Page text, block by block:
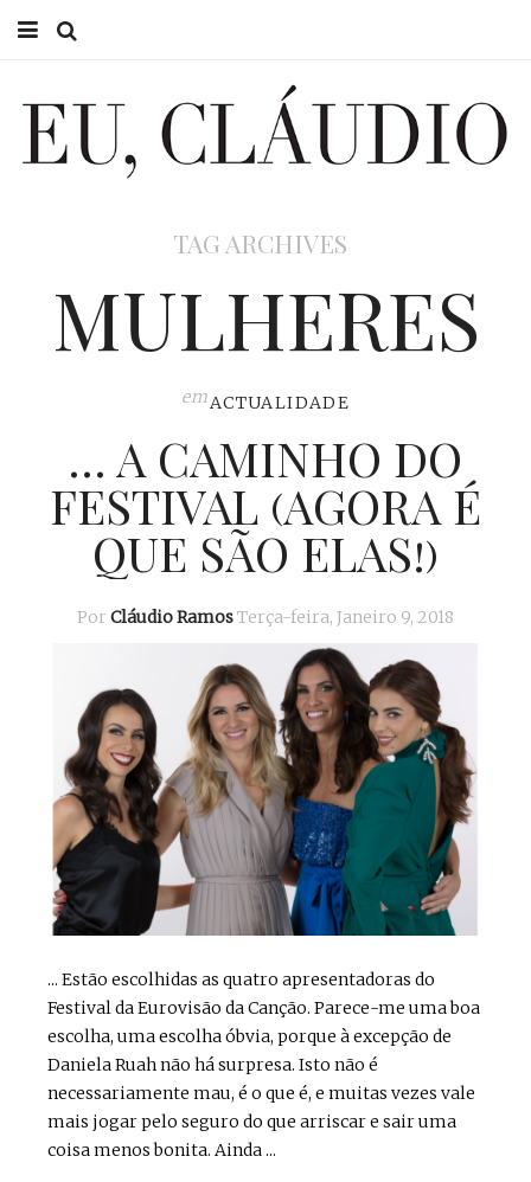
EU CLÁUDIO
EU, PAI
TAG ARCHIVES
MULHERES
emACTUALIDADE
… A CAMINHO DO
FESTIVAL (AGORA É
QUE SÃO ELAS!)
Por Cláudio RamosTerça-feira, Janeiro 9, 2018
... Estão escolhidas as quatro apresentadoras do
Festival da Eurovisão da Canção. Parece-me uma boa
escolha, uma escolha óbvia, porque à excepção de
Daniela Ruah não há surpresa. Isto não é
necessariamente mau, é o que é, e muitas vezes vale
mais jogar pelo seguro do que arriscar e sair uma
coisa menos bonita. Ainda ...